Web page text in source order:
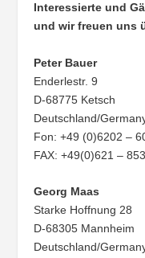
Interessierte und
und wir freuen uns
Peter Bauer
Enderlestr. 9
D-68775 Ketsch
Deutschland/
Fon: +49 (0)6202 –
FAX: +49(0)621 –
Georg Maas
Starke Hoffnung 28
D-68305 Mannheim
Deutschland/